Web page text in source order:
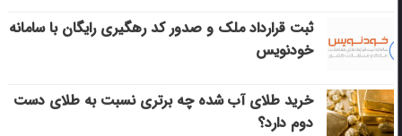
ثبت قرارداد ملک و صدور کد رهگیری رایگان با سامانه
خودنویس
خرید طلای آب شده چه برتری نسبت به طلای دست
دوم دارد؟